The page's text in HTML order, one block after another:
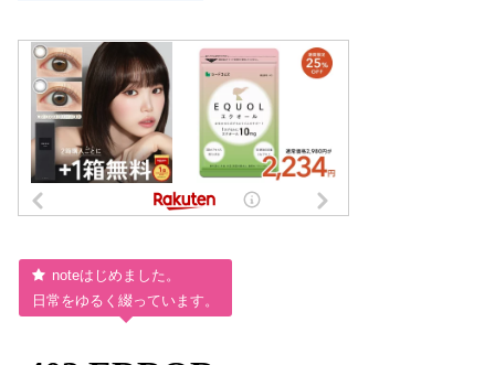
noteはじめました。
日常をゆるく綴っています。